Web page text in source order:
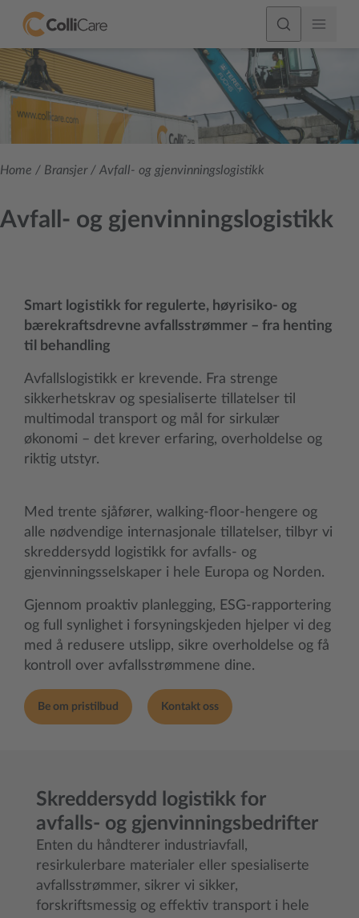
Home / Bransjer / Avfall- og gjenvinningslogistikk
Avfall- og gjenvinningslogistikk
Smart logistikk for regulerte, høyrisiko- og
bærekraftsdrevne avfallsstrømmer – fra henting
til behandling
Avfallslogistikk er krevende. Fra strenge
sikkerhetskrav og spesialiserte tillatelser til
multimodal transport og mål for sirkulær
økonomi – det krever erfaring, overholdelse og
riktig utstyr.
Med trente sjåfører, walking-floor-hengere og
alle nødvendige internasjonale tillatelser, tilbyr vi
skreddersydd logistikk for avfalls- og
gjenvinningsselskaper i hele Europa og Norden.
Gjennom proaktiv planlegging, ESG-rapportering
og full synlighet i forsyningskjeden hjelper vi deg
med å redusere utslipp, sikre overholdelse og få
kontroll over avfallsstrømmene dine.
Be om pristilbud Kontakt oss
Skreddersydd logistikk for
avfalls- og gjenvinningsbedrifter
Enten du håndterer industriavfall,
resirkulerbare materialer eller spesialiserte
avfallsstrømmer, sikrer vi sikker,
forskriftsmessig og effektiv transport i hele